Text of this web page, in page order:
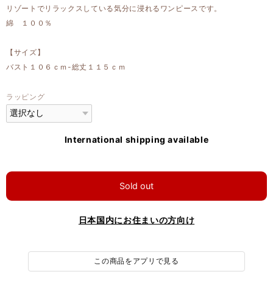
リゾートでリラックスしている気分に浸れるワンピースです。
綿 １００％
【サイズ】
バスト１０６ｃｍ-総丈１１５ｃｍ
ラッピング
International shipping available
Sold out
日本国内にお住まいの方向け
この商品をアプリで見る